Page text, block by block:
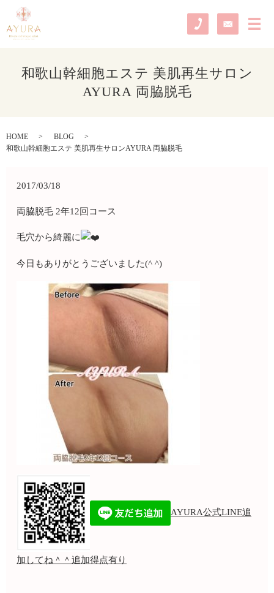
メ
和歌山幹細胞エステ 美肌再生サロン
AYURA 両脇脱毛
HOME
BLOG
和歌山幹細胞エステ 美肌再生サロンAYURA 両脇脱毛
2017/03/18
両脇脱毛 2年12回コース
毛穴から綺麗に
今日もありがとうございました(^ ^)
AYURA公式LINE追
加してね＾＾追加得点有り